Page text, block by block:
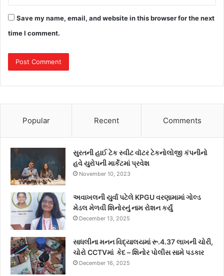
Save my name, email, and website in this browser for the next
time I comment.
Popular Recent Comments
સુરતની હાઈ ટેક સ્વીટ વૉટર ટેકનોલોજી કંપનીનો
હવે યુરોપની માર્કેટમાં પ્રવેશ
November 10, 2023
અવાખલની યુર્વા પટેલે KPGU વરણામામાં ગોલ્ડ
મેડલ મેળવી શિનોરનું નામ રોશન કર્યું
December 13, 2025
સાધલીના મનન વિદ્યાલયમાં રૂ.4.37 લાખની ચોરી,
ચોરો CCTVમાં કેદ – શિનોર પોલીસ સામે પડકાર
December 16, 2025